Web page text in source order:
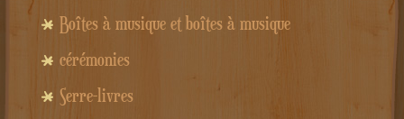
Boîtes à musique et boîtes à musique
cérémonies
Serre-livres